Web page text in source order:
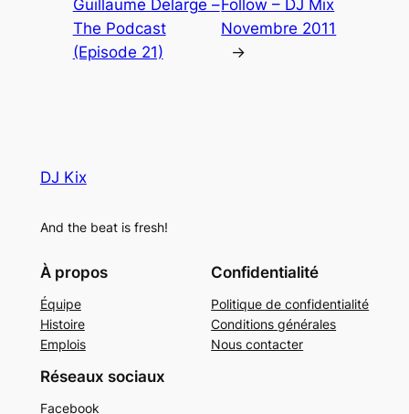
Guillaume Delarge –
The Podcast
(Episode 21)
Follow – DJ Mix
Novembre 2011
→
DJ Kix
And the beat is fresh!
À propos
Équipe
Histoire
Emplois
Confidentialité
Politique de confidentialité
Conditions générales
Nous contacter
Réseaux sociaux
Facebook